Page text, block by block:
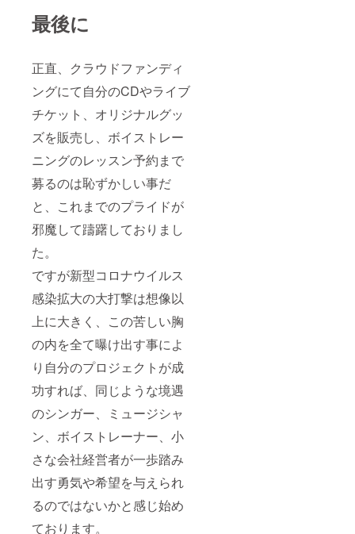
最後に
正直、クラウドファンディ
ングにて自分のCDやライブ
チケット、オリジナルグッ
ズを販売し、ボイストレー
ニングのレッスン予約まで
募るのは恥ずかしい事だ
と、これまでのプライドが
邪魔して躊躇しておりまし
た。
ですが新型コロナウイルス
感染拡大の大打撃は想像以
上に大きく、この苦しい胸
の内を全て曝け出す事によ
り自分のプロジェクトが成
功すれば、同じような境遇
のシンガー、ミュージシャ
ン、ボイストレーナー、小
さな会社経営者が一歩踏み
出す勇気や希望を与えられ
るのではないかと感じ始め
ております。